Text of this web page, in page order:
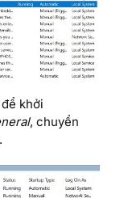
khởi
, chuyển
.